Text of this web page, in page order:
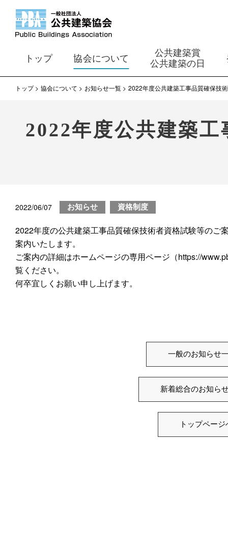
トップ 協会について
公共建築賞
公共建築の日
トップ 協会について お知らせ一覧 2022年度公共建築工事品質確保技
2022年度公共建築
2022/06/07 お知らせ 資格制度
2022年度の公共建築工事品質確保技術者資格試験等のご
案内いたします。
ご案内の詳細はホームページの専用ページ（https://
覧ください。
何卒宜しくお願い申し上げます。
一般のお知らせ
新着総合のお知ら
トップページ